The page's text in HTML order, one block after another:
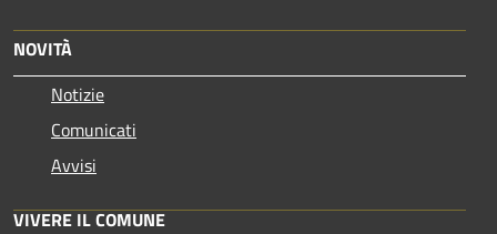
NOVITÀ
Notizie
Comunicati
Avvisi
VIVERE IL COMUNE